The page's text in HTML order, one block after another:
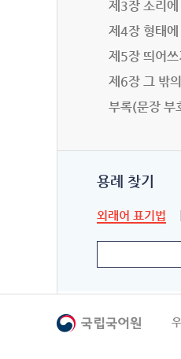
제3장 소리에
제4장 형태에
제5장 띄어쓰
제6장 그 밖
부록(문장 부
용례 찾기
외래어 표기법